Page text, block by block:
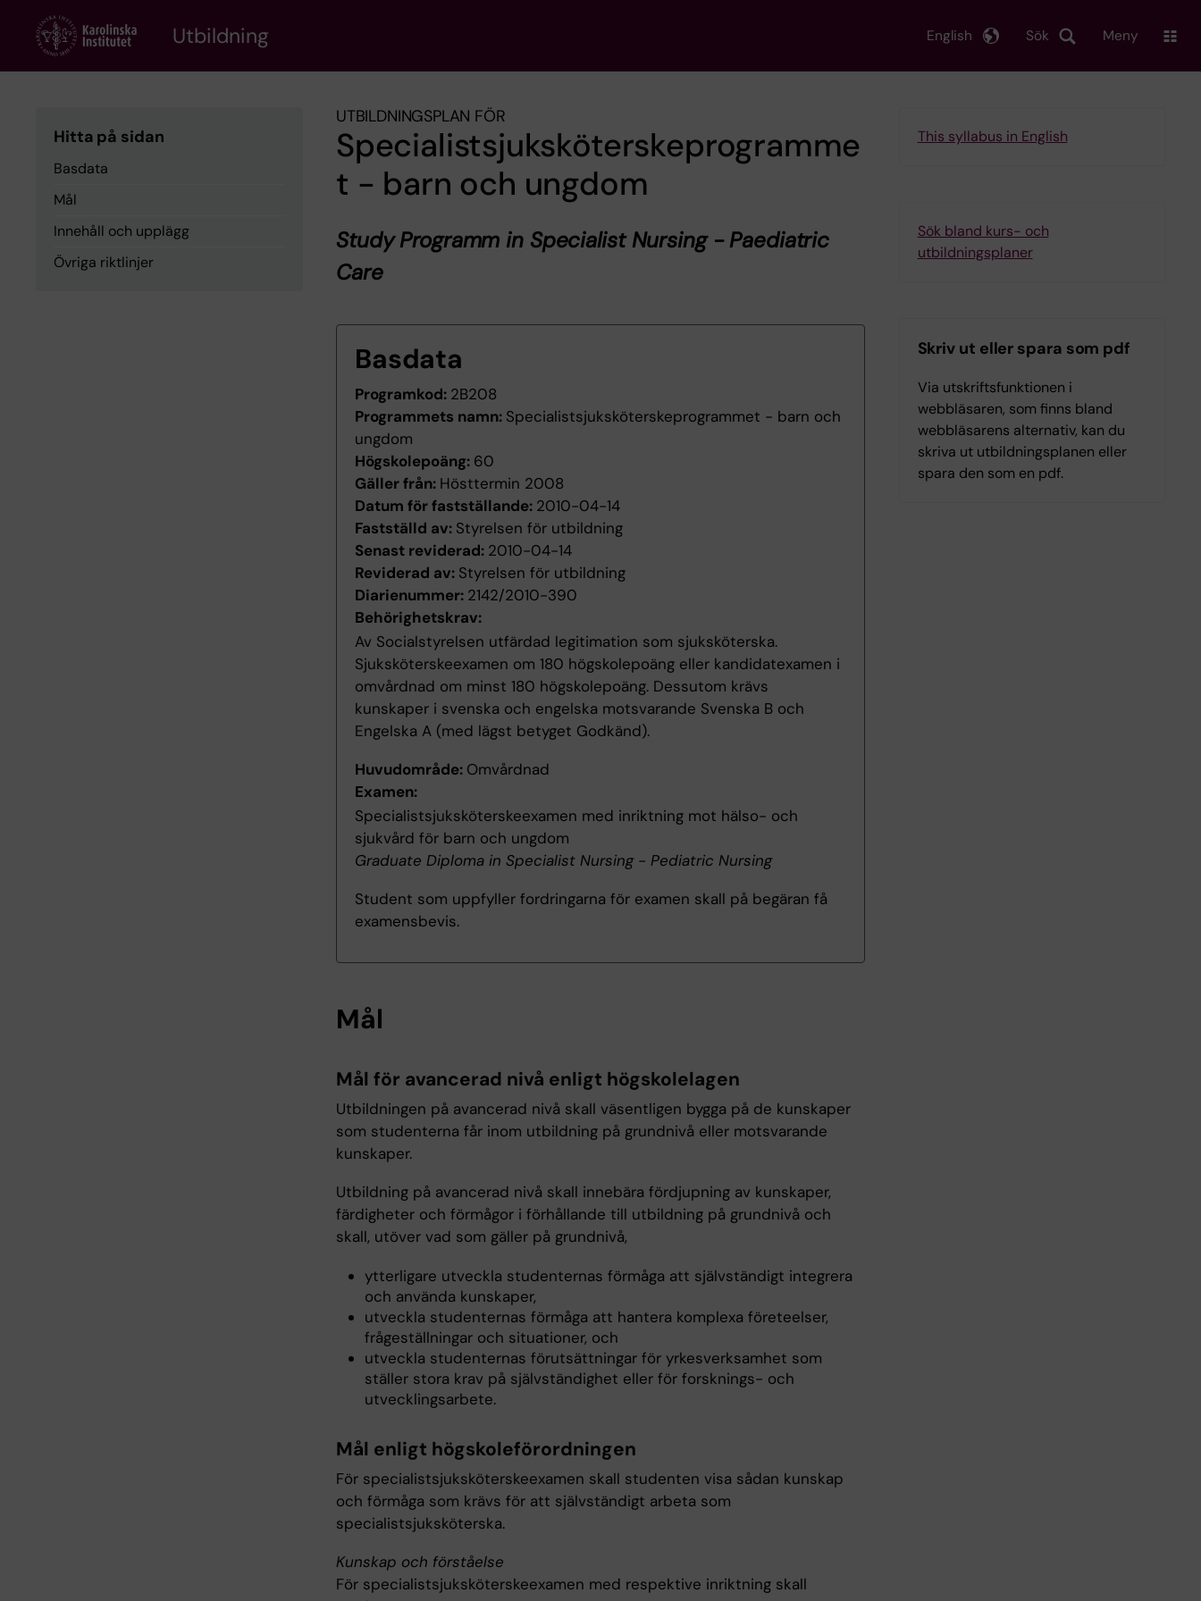
content
Utbildning Sök
English Meny
Hitta på sidan
Basdata
Mål
Innehåll och upplägg
Övriga riktlinjer
UTBILDNINGSPLAN FÖR
Specialistsjuksköterskeprogramme
t - barn och ungdom
Study Programm in Specialist Nursing - Paediatric
Care
Basdata
Programkod: 2B208
Programmets namn: Specialistsjuksköterskeprogrammet - barn och
ungdom
Högskolepoäng: 60
Gäller från: Hösttermin 2008
Datum för fastställande: 2010-04-14
Fastställd av: Styrelsen för utbildning
Senast reviderad: 2010-04-14
Reviderad av: Styrelsen för utbildning
Diarienummer: 2142/2010-390
Behörighetskrav:
Av Socialstyrelsen utfärdad legitimation som sjuksköterska.
Sjuksköterskeexamen om 180 högskolepoäng eller kandidatexamen i
omvårdnad om minst 180 högskolepoäng. Dessutom krävs
kunskaper i svenska och engelska motsvarande Svenska B och
Engelska A (med lägst betyget Godkänd).
Huvudområde: Omvårdnad
Examen:
Specialistsjuksköterskeexamen med inriktning mot hälso- och
sjukvård för barn och ungdom
Graduate Diploma in Specialist Nursing - Pediatric Nursing
Student som uppfyller fordringarna för examen skall på begäran få
examensbevis.
Mål
Mål för avancerad nivå enligt högskolelagen
Utbildningen på avancerad nivå skall väsentligen bygga på de kunskaper
som studenterna får inom utbildning på grundnivå eller motsvarande
kunskaper.
Utbildning på avancerad nivå skall innebära fördjupning av kunskaper,
färdigheter och förmågor i förhållande till utbildning på grundnivå och
skall, utöver vad som gäller på grundnivå,
ytterligare utveckla studenternas förmåga att självständigt integrera
och använda kunskaper,
utveckla studenternas förmåga att hantera komplexa företeelser,
frågeställningar och situationer, och
utveckla studenternas förutsättningar för yrkesverksamhet som
ställer stora krav på självständighet eller för forsknings- och
utvecklingsarbete.
Mål enligt högskoleförordningen
För specialistsjuksköterskeexamen skall studenten visa sådan kunskap
och förmåga som krävs för att självständigt arbeta som
specialistsjuksköterska.
Kunskap och förståelse
För specialistsjuksköterskeexamen med respektive inriktning skall
This syllabus in English
Sök bland kurs- och
utbildningsplaner
Skriv ut eller spara som pdf
Via utskriftsfunktionen i
webbläsaren, som finns bland
webbläsarens alternativ, kan du
skriva ut utbildningsplanen eller
spara den som en pdf.